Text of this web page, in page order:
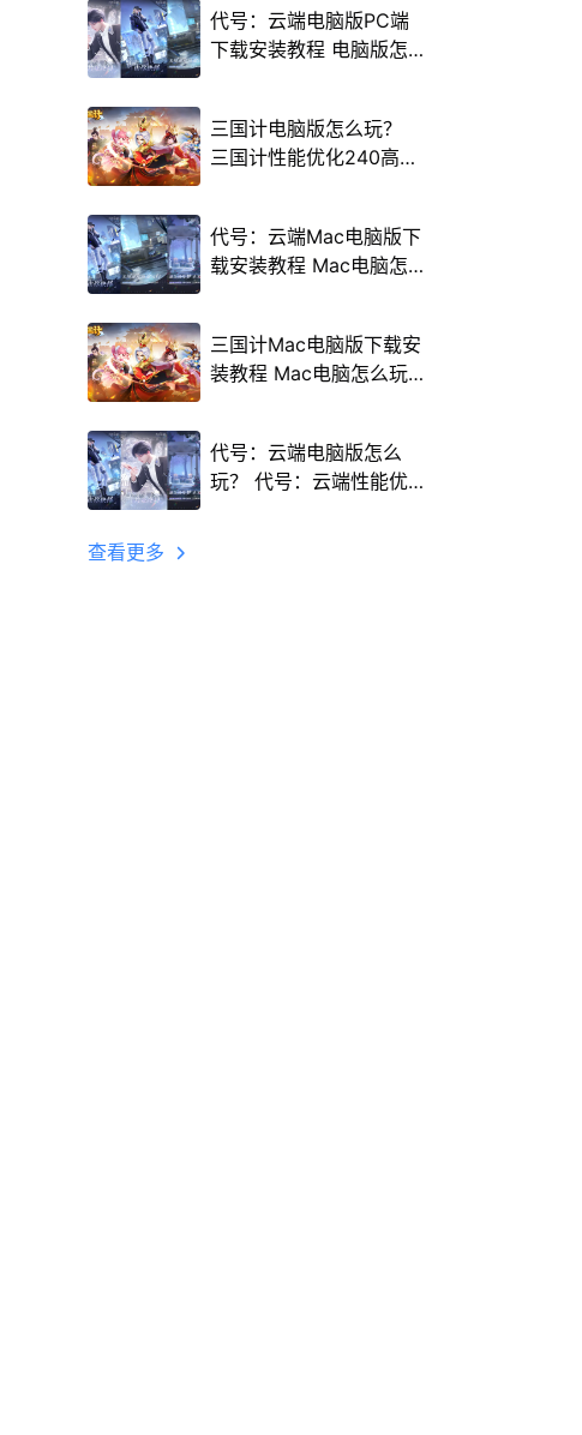
代号：云端电脑版PC端
下载安装教程 电脑版怎
三国计电脑版怎么玩？
三国计性能优化240高帧
代号：云端Mac电脑版下
载安装教程 Mac电脑怎
三国计Mac电脑版下载安
装教程 Mac电脑怎么玩
代号：云端电脑版怎么
玩？ 代号：云端性能优
查看更多